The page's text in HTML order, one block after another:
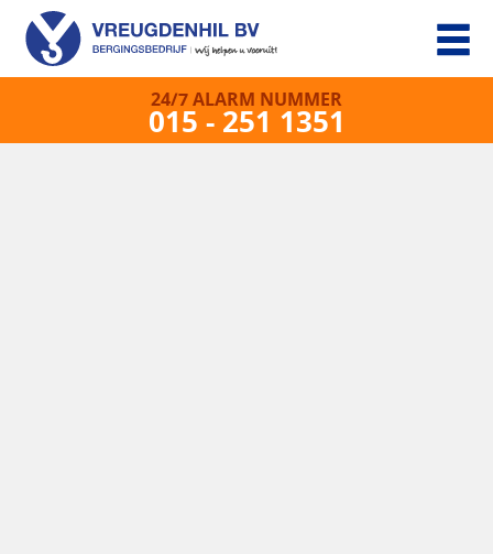
24/7 ALARM NUMMER
015 - 251 1351